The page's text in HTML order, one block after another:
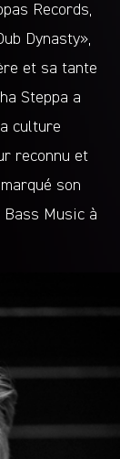
Records,
Dynasty»,
et sa tante
Steppa a
culture
reconnu et
son
Music à